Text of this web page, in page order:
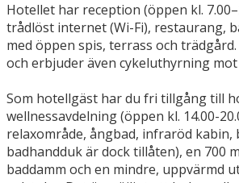
Hotellet har reception (öppen kl.
trådlöst internet (Wi-Fi), restaurang,
med öppen spis, terrass och
och erbjuder även cykeluthyrning
Som hotellgäst har du fri tillgång till
wellnessavdelning (öppen kl. 14.00-
relaxområde, ångbad, infraröd kabin,
badhandduk är dock tillåten), en 700
baddamm och en mindre, uppvärmd